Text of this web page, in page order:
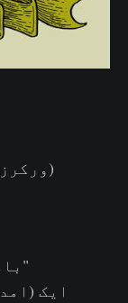
(ورکرز سولیڈیریٹی فیڈریشن پاکستان)
"باہمی امداد" "اور باہمی تعلقات"